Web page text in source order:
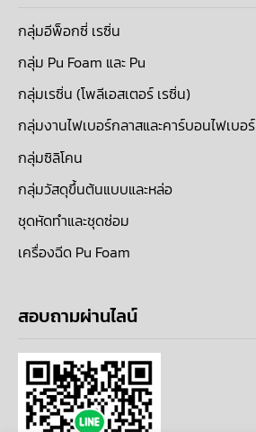
กลุ่มอีพ็อกซี่ เรซิ่น
กลุ่ม Pu Foam และ Pu
กลุ่มเรซิ่น (โพลีเอสเตอร์ เรซิ่น)
กลุ่มงานไฟเบอร์กลาสและคาร์บอนไฟเบอร์
กลุ่มซิลิโคน
กลุ่มวัสดุขึ้นต้นแบบและหล่อ
ชุดหัดทำและชุดซ่อม
เครื่องฉีด Pu Foam
สอบถามผ่านไลน์